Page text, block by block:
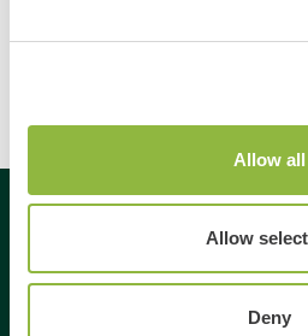
Allow all
Allow
Deny
Gespecialiseerd in